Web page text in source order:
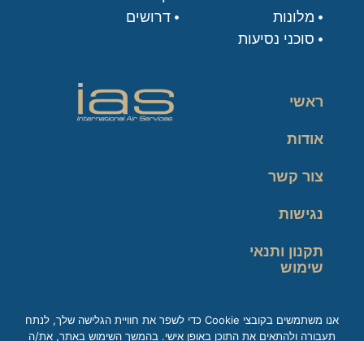
מלונות
סוכני נסיעות
דרושים
ראשי
אודות
צור קשר
נגישות
תקנון ותנאי
שימוש
אנו משתמשים בקובצי Cookie כדי לשפר את חוויית הגלישה שלך, לנתח
תעבורה ולהתאים את התוכן באופן אישי. בהמשך השימוש באתר, את/ה